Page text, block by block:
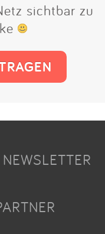
sichtbar zu
NEWSLETTER